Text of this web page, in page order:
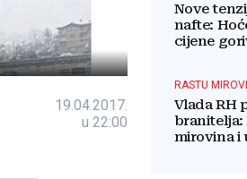
19.04.2017.
u 22:00
Nove
nafte:
cijene
RASTU
Vlada RH
branitelja:
mirovina i